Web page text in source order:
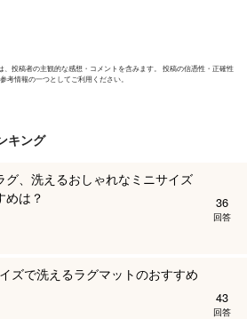
、投稿者の主観的な感想・コメントを含みます。 投稿の信憑性・正確性
考情報の一つとしてご利用ください。
キング
グ、洗えるおしゃれなミニサイズ
めは？
36
回答
ズで洗えるラグマットのおすすめ
43
回答